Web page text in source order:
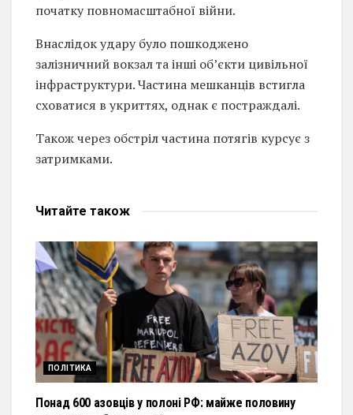
початку повномасштабної війни.
Внаслідок удару було пошкоджено
залізничний вокзал та інші об’єкти цивільної
інфраструктури. Частина мешканців встигла
сховатися в укриттях, однак є постраждалі.
Також через обстріл частина потягів курсує з
затримками.
Читайте також
ПОЛІТИКА
Понад 600 азовців у полоні РФ: майже половину